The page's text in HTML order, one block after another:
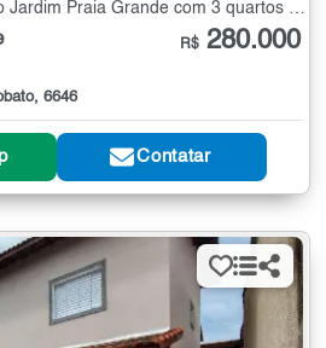
6646
R$ 280.000
Contatar